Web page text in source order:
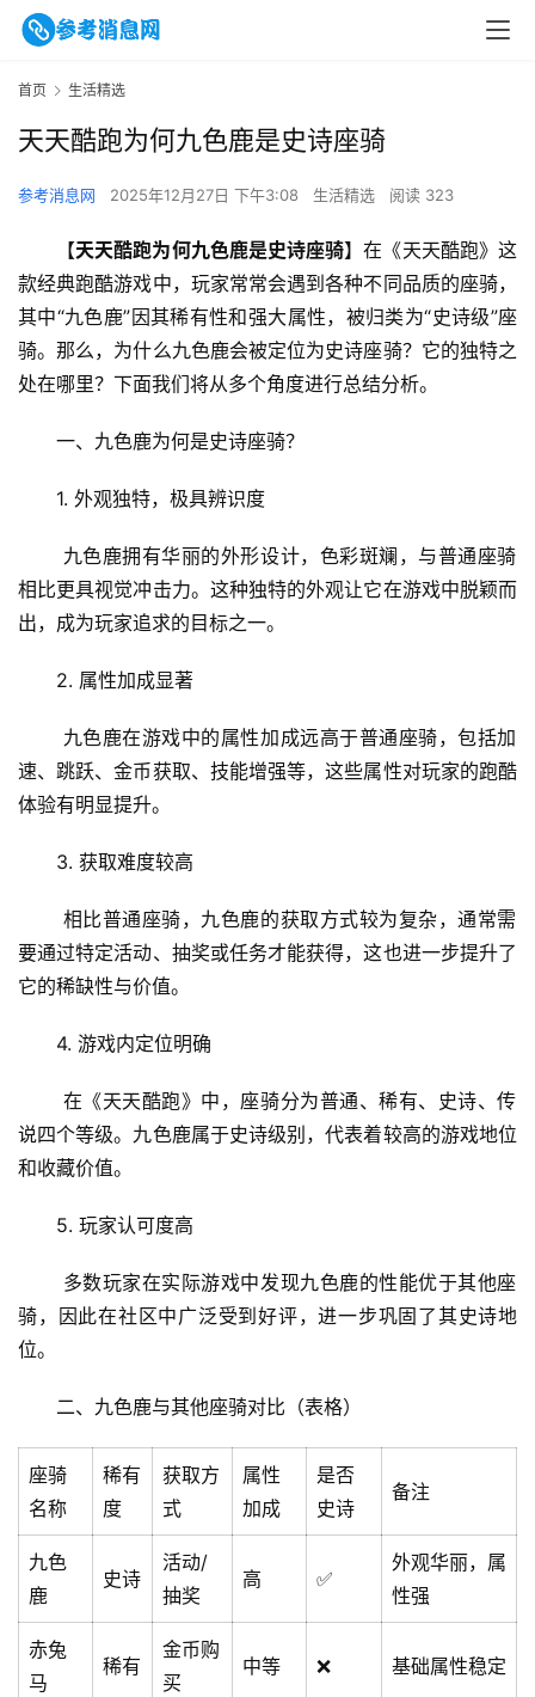
首页 生活精选
天天酷跑为何九色鹿是史诗座骑
参考消息网 2025年12月27日 下午3:08 生活精选 阅读 323
【天天酷跑为何九色鹿是史诗座骑】在《天天酷跑》这
款经典跑酷游戏中，玩家常常会遇到各种不同品质的座骑，
其中“九色鹿”因其稀有性和强大属性，被归类为“史诗级”座
骑。那么，为什么九色鹿会被定位为史诗座骑？它的独特之
处在哪里？下面我们将从多个角度进行总结分析。
一、九色鹿为何是史诗座骑？
1. 外观独特，极具辨识度
相比更具视觉冲击力。这种独特的外观让它在游戏中脱颖而
出，成为玩家追求的目标之一。
2. 属性加成显著
速、跳跃、金币获取、技能增强等，这些属性对玩家的跑酷
体验有明显提升。
3. 获取难度较高
要通过特定活动、抽奖或任务才能获得，这也进一步提升了
它的稀缺性与价值。
4. 游戏内定位明确
说四个等级。九色鹿属于史诗级别，代表着较高的游戏地位
和收藏价值。
5. 玩家认可度高
骑，因此在社区中广泛受到好评，进一步巩固了其史诗地
位。
二、九色鹿与其他座骑对比（表格）
座骑
名称
稀有
度
获取方
式
属性
加成
是否
史诗
备注
九色
鹿
史诗
活动/
抽奖
高 ✅
外观华丽，属
性强
赤兔
马
稀有
金币购
买
中等 ❌ 基础属性稳定